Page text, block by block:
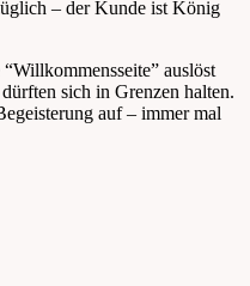
– der Kunde ist König
“Willkommensseite” auslöst
sich in Grenzen halten.
auf – immer mal